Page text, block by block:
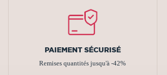
PAIEMENT SÉCURISÉ
Remises quantités jusqu'à -42%